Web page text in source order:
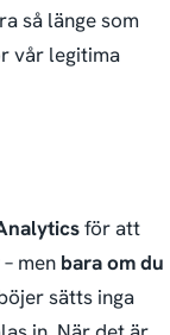
så länge som
vår legitima
för att
men bara om du
sätts inga